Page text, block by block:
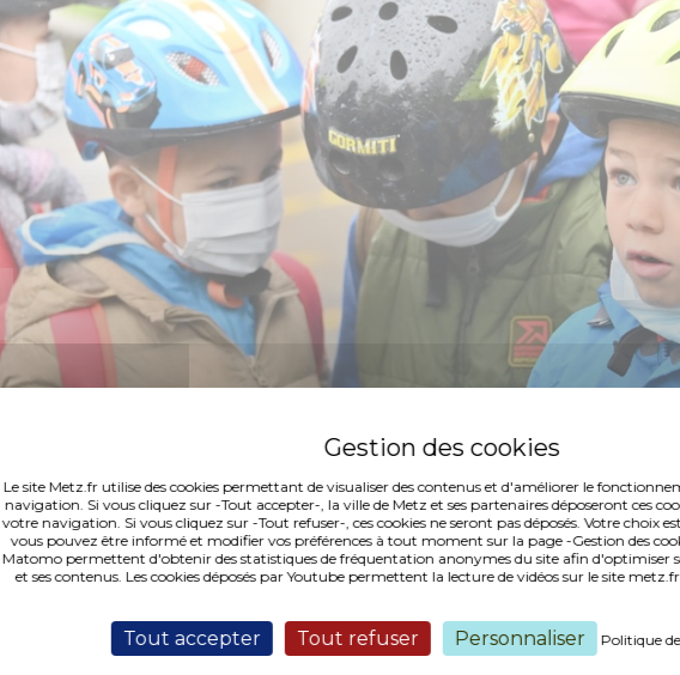
Le site Metz.fr utilise des cookies permettant de visualiser des contenus et d'améliorer le
navigation. Si vous cliquez sur -Tout accepter-, la ville de Metz et ses partenaires déposeront ces
votre navigation. Si vous cliquez sur -Tout refuser-, ces cookies ne seront pas déposés. Votre choix
vous pouvez être informé et modifier vos préférences à tout moment sur la page -Gestion des
Matomo permettent d'obtenir des statistiques de fréquentation anonymes du site afin d'optimiser
et ses contenus. Les cookies déposés par Youtube permettent la lecture de vidéos sur le site
Tout accepter Tout refuser Personnaliser Politique